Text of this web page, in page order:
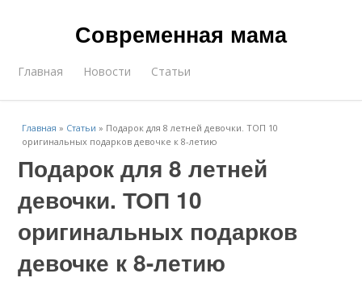
Современная мама
Главная Новости Статьи
Главная » Статьи » Подарок для 8 летней девочки. ТОП 10
оригинальных подарков девочке к 8-летию
Подарок для 8 летней
девочки. ТОП 10
оригинальных подарков
девочке к 8-летию